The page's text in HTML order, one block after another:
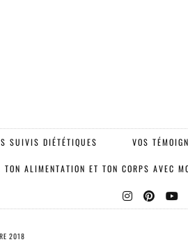
SUIVIS DIÉTÉTIQUES VOS
TON ALIMENTATION ET TON CORPS AVEC
2018